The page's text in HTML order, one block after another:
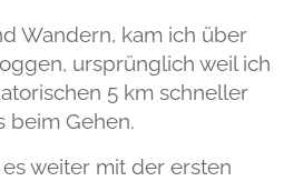
Wandern, kam ich über
ursprünglich weil ich
5 km schneller
beim Gehen.
weiter mit der ersten